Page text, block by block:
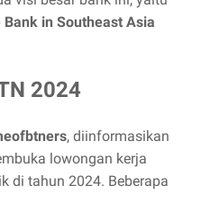
in Southeast Asia
2024
, diinformasikan
lowongan kerja
di tahun 2024. Beberapa